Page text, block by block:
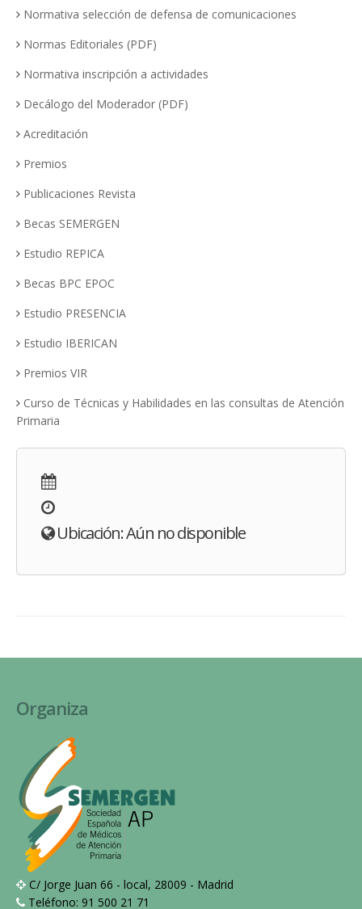
Normativa selección de defensa de comunicaciones
Normas Editoriales (PDF)
Normativa inscripción a actividades
Decálogo del Moderador (PDF)
Acreditación
Premios
Publicaciones Revista
Becas SEMERGEN
Estudio REPICA
Becas BPC EPOC
Estudio PRESENCIA
Estudio IBERICAN
Premios VIR
Curso de Técnicas y Habilidades en las consultas de Atención
Primaria
Ubicación: Aún no disponible
Organiza
C/ Jorge Juan 66 - local, 28009 - Madrid
Teléfono: 91 500 21 71